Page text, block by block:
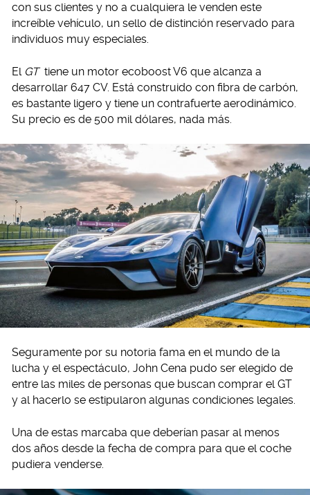
con sus clientes y no a cualquiera le venden este
increíble vehículo, un sello de distinción reservado para
individuos muy especiales.
El GT tiene un motor ecoboost V6 que alcanza a
desarrollar 647 CV. Está construido con fibra de carbón,
es bastante ligero y tiene un contrafuerte aerodinámico.
Su precio es de 500 mil dólares, nada más.
Seguramente por su notoria fama en el mundo de la
lucha y el espectáculo, John Cena pudo ser elegido de
entre las miles de personas que buscan comprar el GT
y al hacerlo se estipularon algunas condiciones legales.
Una de estas marcaba que deberían pasar al menos
dos años desde la fecha de compra para que el coche
pudiera venderse.